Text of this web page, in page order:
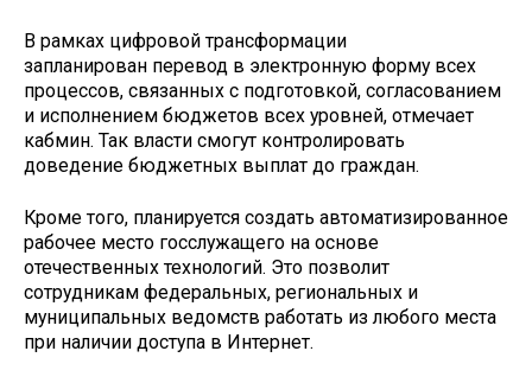
В рамках цифровой трансформации
запланирован перевод в электронную форму всех
процессов, связанных с подготовкой, согласованием
и исполнением бюджетов всех уровней, отмечает
кабмин. Так власти смогут контролировать
доведение бюджетных выплат до граждан.
Кроме того, планируется создать автоматизированное
рабочее место госслужащего на основе
отечественных технологий. Это позволит
сотрудникам федеральных, региональных и
муниципальных ведомств работать из любого места
при наличии доступа в Интернет.